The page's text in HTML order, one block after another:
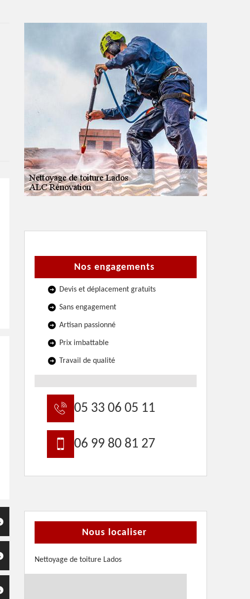
Nos engagements
Devis et déplacement gratuits
Sans engagement
Artisan passionné
Prix imbattable
Travail de qualité
05 33 06 05 11
06 99 80 81 27
Nous localiser
Nettoyage de toiture Lados